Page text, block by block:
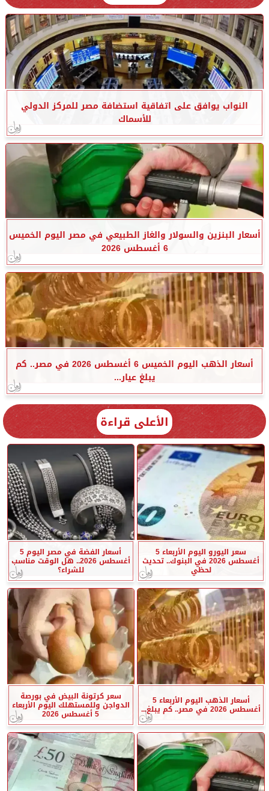
النواب يوافق على اتفاقية استضافة مصر للمركز الدولي
للأسماك
أسعار البنزين والسولار والغاز الطبيعي في مصر اليوم الخميس
6 أغسطس 2026
أسعار الذهب اليوم الخميس 6 أغسطس 2026 في مصر.. كم
يبلغ عيار...
الأعلى قراءة
سعر اليورو اليوم الأربعاء 5
أغسطس 2026 في البنوك.. تحديث
لحظي
أسعار الفضة في مصر اليوم 5
أغسطس 2026.. هل الوقت مناسب
للشراء؟
أسعار الذهب اليوم الأربعاء 5
أغسطس 2026 في مصر.. كم يبلغ...
سعر كرتونة البيض في بورصة
الدواجن وللمستهلك اليوم الأربعاء
5 أغسطس 2026